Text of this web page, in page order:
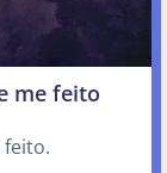
me feito